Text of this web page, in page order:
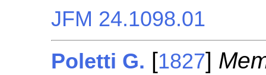
JFM 24.1098.01
Poletti G. [1827]